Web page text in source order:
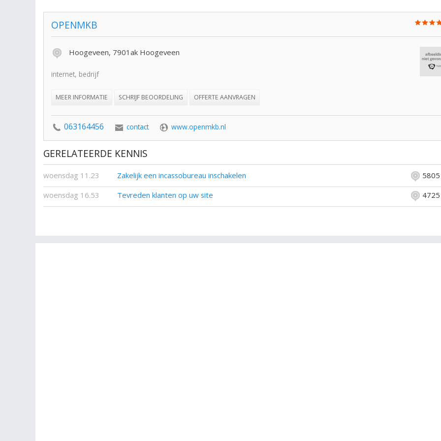
OPENMKB
Hoogeveen, 7901ak Hoogeveen
internet, bedrijf
MEER INFORMATIE SCHRIJF BEOORDELING OFFERTE AANVRAGEN
063164456 contact www.openmkb.nl
GERELATEERDE KENNIS
woensdag 11.23 Zakelijk een incassobureau inschakelen
5805
woensdag 16.53
Tevreden klanten op uw site 4725